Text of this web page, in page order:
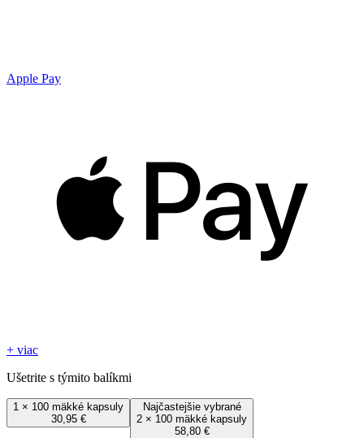
Apple Pay
+ viac
Ušetrite s týmito balíkmi
1 × 100 mäkké kapsuly
30,95 €
Najčastejšie vybrané
2 × 100 mäkké kapsuly
58,80 €